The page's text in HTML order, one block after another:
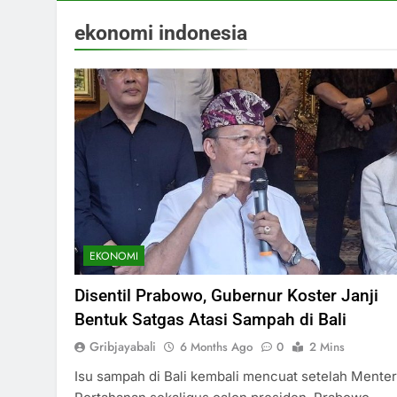
ekonomi indonesia
EKONOMI
Disentil Prabowo, Gubernur Koster Janji
Bentuk Satgas Atasi Sampah di Bali
Gribjayabali 6 Months Ago 0
2 Mins
Isu sampah di Bali kembali mencuat setelah